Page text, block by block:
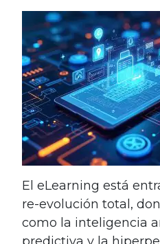
El eLearning está
re-evolución total,
como la inteligencia